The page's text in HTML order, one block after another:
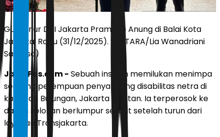
Gubernur DKI Jakarta Pramono Anung di Balai Kota
Jakarta, Rabu (31/12/2025). (ANTARA/Lia Wanadriani
Santosa)
JawaPos.com - Sebuah insiden memilukan menimpa
seorang perempuan penyandang disabilitas netra di
kawasan Bulungan, Jakarta Selatan. Ia terperosok ke
dalam selokan berlumpur sesaat setelah turun dari
layanan Transjakarta.